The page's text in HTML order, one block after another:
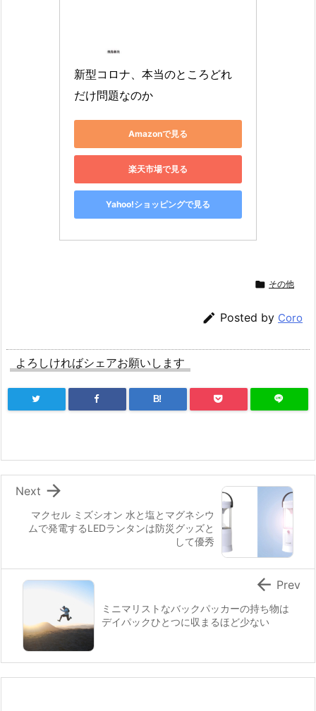
新型コロナ、本当のところどれ
だけ問題なのか
Amazonで見る
楽天市場で見る
Yahoo!ショッピングで見る
 その他
 Posted by Coro
よろしければシェアお願いします
B!
マクセル ミズシオン 水と塩とマグネシウ
ムで発電するLEDランタンは防災グッズと
して優秀

Next
ミニマリストなバックパッカーの持ち物は
デイパックひとつに収まるほど少ない
 Prev